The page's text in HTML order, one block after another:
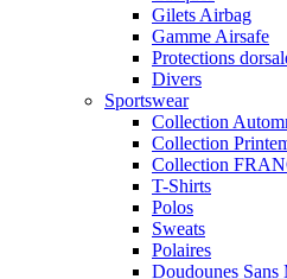
Gilets Airbag
Gamme Airsafe
Protections
Divers
Sportswear
Collection
Collection
Collection
T-Shirts
Polos
Sweats
Polaires
Doudounes Sans